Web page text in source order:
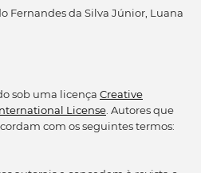
Fernandes da Silva Júnior, Luana
sob uma licença Creative
License. Autores que
com os seguintes termos: